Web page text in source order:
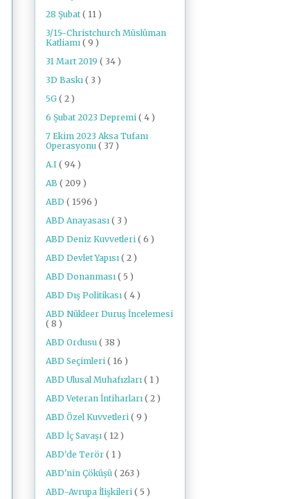
28 Şubat ( 11 )
3/15-Christchurch Müslüman
Katliamı ( 9 )
31 Mart 2019 ( 34 )
3D Baskı ( 3 )
5G ( 2 )
6 Şubat 2023 Depremi ( 4 )
7 Ekim 2023 Aksa Tufanı
Operasyonu ( 37 )
A.I ( 94 )
AB ( 209 )
ABD ( 1596 )
ABD Anayasası ( 3 )
ABD Deniz Kuvvetleri ( 6 )
ABD Devlet Yapısı ( 2 )
ABD Donanması ( 5 )
ABD Dış Politikası ( 4 )
ABD Nükleer Duruş İncelemesi
( 8 )
ABD Ordusu ( 38 )
ABD Seçimleri ( 16 )
ABD Ulusal Muhafızları ( 1 )
ABD Veteran İntiharları ( 2 )
ABD Özel Kuvvetleri ( 9 )
ABD İç Savaşı ( 12 )
ABD'de Terör ( 1 )
ABD'nin Çöküşü ( 263 )
ABD-Avrupa İlişkileri ( 5 )